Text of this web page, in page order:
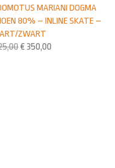
MARIANI DOGMA
80% – INLINE SKATE –
ZWART
€ 350,00